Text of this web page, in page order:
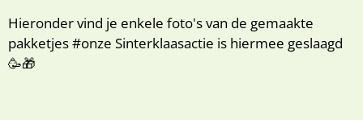
Hieronder vind je enkele foto's van de gemaakte
pakketjes #onze Sinterklaasactie is hiermee geslaagd
🥳🎁